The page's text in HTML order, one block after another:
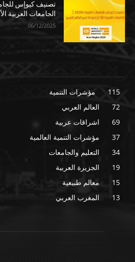
الجامعات العربية
06/12/2025
مؤشرات التنمية
115
العالم العربي
72
اشراقات عربية
69
مؤشرات التنمية العالمية
37
التعليم والجامعات
34
الجزيرة العربية
19
معالم طبيعية
15
المغرب العربي
13